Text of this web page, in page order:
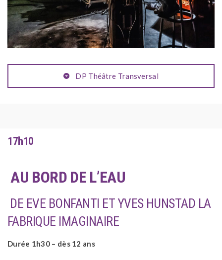
DP Théâtre Transversal
17h10
AU BORD DE L’EAU
DE EVE BONFANTI ET YVES HUNSTAD LA
FABRIQUE IMAGINAIRE
Durée 1h30 – dès 12 ans